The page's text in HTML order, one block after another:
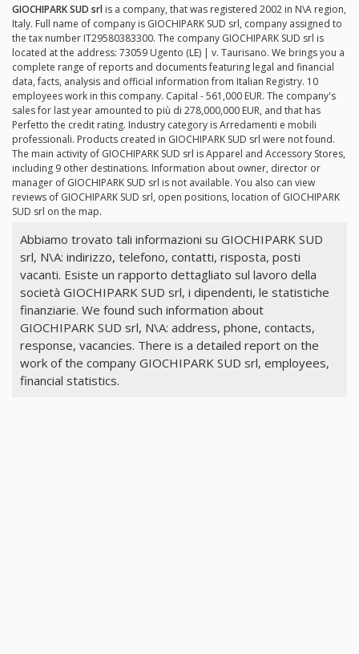
GIOCHIPARK SUD srl is a company, that was registered 2002 in N\A region,
Italy. Full name of company is GIOCHIPARK SUD srl, company assigned to
the tax number IT29580383300. The company GIOCHIPARK SUD srl is
located at the address: 73059 Ugento (LE) | v. Taurisano. We brings you a
complete range of reports and documents featuring legal and financial
data, facts, analysis and official information from Italian Registry. 10
employees work in this company. Capital - 561,000 EUR. The company's
sales for last year amounted to più di 278,000,000 EUR, and that has
Perfetto the credit rating. Industry category is Arredamenti e mobili
professionali. Products created in GIOCHIPARK SUD srl were not found.
The main activity of GIOCHIPARK SUD srl is Apparel and Accessory Stores,
including 9 other destinations. Information about owner, director or
manager of GIOCHIPARK SUD srl is not available. You also can view
reviews of GIOCHIPARK SUD srl, open positions, location of GIOCHIPARK
SUD srl on the map.
Abbiamo trovato tali informazioni su GIOCHIPARK SUD
srl, N\A: indirizzo, telefono, contatti, risposta, posti
vacanti. Esiste un rapporto dettagliato sul lavoro della
società GIOCHIPARK SUD srl, i dipendenti, le statistiche
finanziarie. We found such information about
GIOCHIPARK SUD srl, N\A: address, phone, contacts,
response, vacancies. There is a detailed report on the
work of the company GIOCHIPARK SUD srl, employees,
financial statistics.